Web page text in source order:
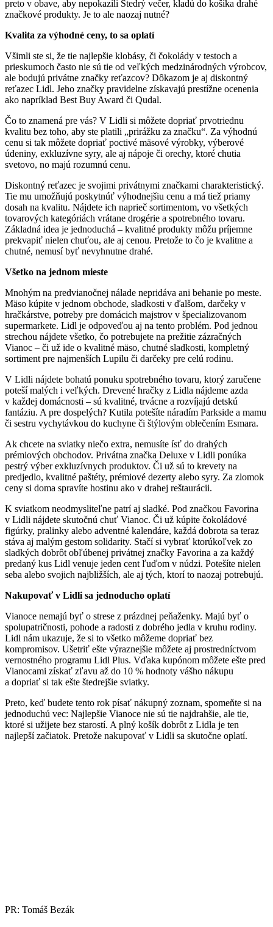
preto v obave, aby nepokazili Štedrý večer, kladú do košíka drahé
značkové produkty. Je to ale naozaj nutné?
Kvalita za výhodné ceny, to sa oplatí
Všimli ste si, že tie najlepšie klobásy, či čokolády v testoch a
prieskumoch často nie sú tie od veľkých medzinárodných výrobcov,
ale bodujú privátne značky reťazcov? Dôkazom je aj diskontný
reťazec Lidl. Jeho značky pravidelne získavajú prestížne ocenenia
ako napríklad Best Buy Award či Qudal.
Čo to znamená pre vás? V Lidli si môžete dopriať prvotriednu
kvalitu bez toho, aby ste platili „prirážku za značku“. Za výhodnú
cenu si tak môžete dopriať poctivé mäsové výrobky, výberové
údeniny, exkluzívne syry, ale aj nápoje či orechy, ktoré chutia
svetovo, no majú rozumnú cenu.
Diskontný reťazec je svojimi privátnymi značkami charakteristický.
Tie mu umožňujú poskytnúť výhodnejšiu cenu a má tiež priamy
dosah na kvalitu. Nájdete ich naprieč sortimentom, vo všetkých
tovarových kategóriách vrátane drogérie a spotrebného tovaru.
Základná idea je jednoduchá – kvalitné produkty môžu príjemne
prekvapiť nielen chuťou, ale aj cenou. Pretože to čo je kvalitne a
chutné, nemusí byť nevyhnutne drahé.
Všetko na jednom mieste
Mnohým na predvianočnej nálade nepridáva ani behanie po meste.
Mäso kúpite v jednom obchode, sladkosti v ďalšom, darčeky v
hračkárstve, potreby pre domácich majstrov v špecializovanom
supermarkete. Lidl je odpoveďou aj na tento problém. Pod jednou
strechou nájdete všetko, čo potrebujete na prežitie zázračných
Vianoc – či už ide o kvalitné mäso, chutné sladkosti, kompletný
sortiment pre najmenších Lupilu či darčeky pre celú rodinu.
V Lidli nájdete bohatú ponuku spotrebného tovaru, ktorý zaručene
poteší malých i veľkých. Drevené hračky z Lidla nájdeme azda
v každej domácnosti – sú kvalitné, trvácne a rozvíjajú detskú
fantáziu. A pre dospelých? Kutila potešíte náradím Parkside a mamu
či sestru vychytávkou do kuchyne či štýlovým oblečením Esmara.
Ak chcete na sviatky niečo extra, nemusíte ísť do drahých
prémiových obchodov. Privátna značka Deluxe v Lidli ponúka
pestrý výber exkluzívnych produktov. Či už sú to krevety na
predjedlo, kvalitné paštéty, prémiové dezerty alebo syry. Za zlomok
ceny si doma spravíte hostinu ako v drahej reštaurácii.
K sviatkom neodmysliteľne patrí aj sladké. Pod značkou Favorina
v Lidli nájdete skutočnú chuť Vianoc. Či už kúpite čokoládové
figúrky, pralinky alebo adventné kalendáre, každá dobrota sa teraz
stáva aj malým gestom solidarity. Stačí si vybrať ktorúkoľvek zo
sladkých dobrôt obľúbenej privátnej značky Favorina a za každý
predaný kus Lidl venuje jeden cent ľuďom v núdzi. Potešíte nielen
seba alebo svojich najbližších, ale aj tých, ktorí to naozaj potrebujú.
Nakupovať v Lidli sa jednoducho oplatí
Vianoce nemajú byť o strese z prázdnej peňaženky. Majú byť o
spolupatričnosti, pohode a radosti z dobrého jedla v kruhu rodiny.
Lidl nám ukazuje, že si to všetko môžeme dopriať bez
kompromisov. Ušetriť ešte výraznejšie môžete aj prostredníctvom
vernostného programu Lidl Plus. Vďaka kupónom môžete ešte pred
Vianocami získať zľavu až do 10 % hodnoty vášho nákupu
a dopriať si tak ešte štedrejšie sviatky.
Preto, keď budete tento rok písať nákupný zoznam, spomeňte si na
jednoduchú vec: Najlepšie Vianoce nie sú tie najdrahšie, ale tie,
ktoré si užijete bez starostí. A plný košík dobrôt z Lidla je ten
najlepší začiatok. Pretože nakupovať v Lidli sa skutočne oplatí.
PR: Tomáš Bezák